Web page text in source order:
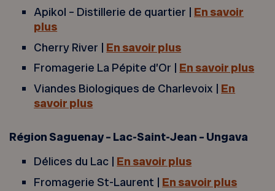
Apikol – Distillerie de quartier | En savoir
plus
Cherry River | En savoir plus
Fromagerie La Pépite d’Or | En savoir plus
Viandes Biologiques de Charlevoix | En
savoir plus
Région Saguenay – Lac-Saint-Jean – Ungava
Délices du Lac | En savoir plus
Fromagerie St-Laurent | En savoir plus